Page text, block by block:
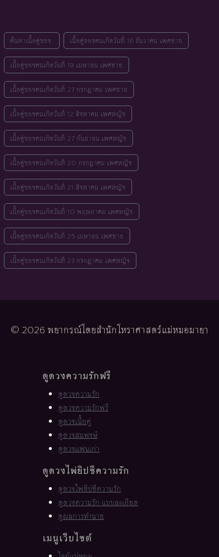
ค้นหาเนื้อคู่ของ: เนื้อคู่ของคนเกิดวันที่ 16 ธันวาคม เพศชาย
เนื้อคู่ของคนเกิดวันที่ 19 เมษายน เพศชาย
เนื้อคู่ของคนเกิดวันที่ 27 กรกฎาคม เพศชาย
เนื้อคู่ของคนเกิดวันที่ 12 สิงหาคม เพศหญิง
เนื้อคู่ของคนเกิดวันที่ 27 กันยายน เพศหญิง
เนื้อคู่ของคนเกิดวันที่ 20 กรกฎาคม เพศหญิง
เนื้อคู่ของคนเกิดวันที่ 21 สิงหาคม เพศหญิง
เนื้อคู่ของคนเกิดวันที่ 10 พฤษภาคม เพศหญิง
เนื้อคู่ของคนเกิดวันที่ 25 เมษายน เพศชาย
เนื้อคู่ของคนเกิดวันที่ 23 กรกฎาคม เพศหญิง
© 2026 พยากรณ์โดยสำนักโหราศาสตร์แม่หมอมายา
ดูดวงความรักฟรี
ดูดวงความรัก
ดูดวงความรักฟรี
ดูดวงเนื้อคู่
ดูดวงสมพงษ์
ดูดวงแฟนเก่า
ดูดวงไพ่ยิปซีความรัก
ดูดวงไพ่ยิปซีความรัก
ดูดวงความรัก แบบละเอียด
ดูผลการทำนาย
เมนูเว็บไซต์